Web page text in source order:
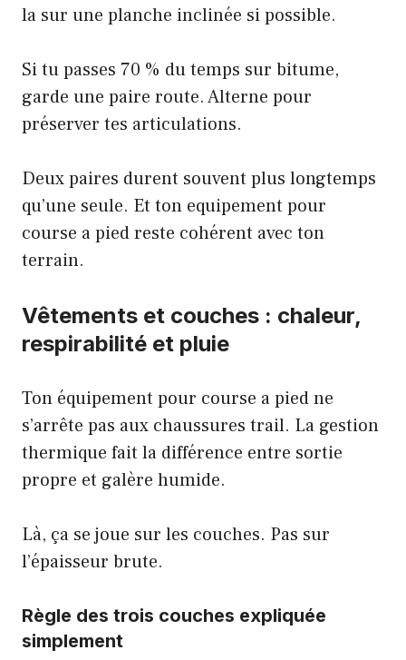
la sur une planche inclinée si possible.
Si tu passes 70 % du temps sur bitume,
garde une paire route. Alterne pour
préserver tes articulations.
Deux paires durent souvent plus longtemps
qu’une seule. Et ton equipement pour
course a pied reste cohérent avec ton
terrain.
Vêtements et couches : chaleur,
respirabilité et pluie
Ton équipement pour course a pied ne
s’arrête pas aux chaussures trail. La gestion
thermique fait la différence entre sortie
propre et galère humide.
Là, ça se joue sur les couches. Pas sur
l’épaisseur brute.
Règle des trois couches expliquée
simplement